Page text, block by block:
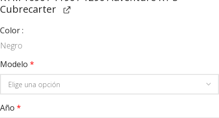
Cubrecarter
Color
Negro
Modelo *
Año *